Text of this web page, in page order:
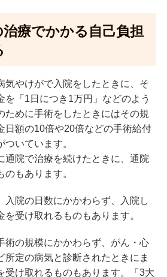
療でかかる自己負担
気やけがで入院をしたときに、そ
を「1日につき1万円」などのよう
ために手術をしたときにはその規
日額の10倍や20倍などの手術給付
いています。
通院で治療を続けたときに、通院
もあります。
入院の日数にかかわらず、入院し
受け取れるものもあります。
術の規模にかかわらず、がん・心
所定の病気と診断されたときにま
受け取れるものもあります。「3大